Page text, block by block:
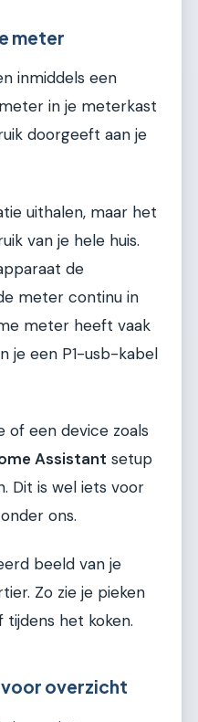
meter
inmiddels een
in je meterkast
doorgeeft aan je
uithalen, maar het
van je hele huis.
de
meter continu in
meter heeft vaak
je een P1-usb-kabel
of een device zoals
Assistant setup
Dit is wel iets voor
ons.
beeld van je
Zo zie je pieken
het koken.
overzicht